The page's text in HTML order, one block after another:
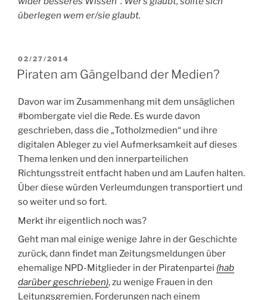
überlegen wem er/sie glaubt.
VERÖFFENTLICHT
AM
02/27/2014
Piraten am Gängelband der Medien?
Davon war im Zusammenhang mit dem unsäglichen
#bombergate viel die Rede. Es wurde davon
geschrieben, dass die „Totholzmedien“ und ihre
digitalen Ableger zu viel Aufmerksamkeit auf dieses
Thema lenken und den innerparteilichen
Richtungsstreit entfacht haben und am Laufen halten.
Über diese würden Verleumdungen transportiert und
so weiter und so fort.
Merkt ihr eigentlich noch was?
Geht man mal einige wenige Jahre in der Geschichte
zurück, dann findet man Zeitungsmeldungen über
ehemalige NPD-Mitglieder in der Piratenpartei (hab
darüber geschrieben), zu wenige Frauen in den
Leitungsgremien, Forderungen nach einem